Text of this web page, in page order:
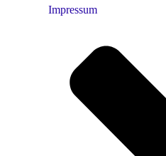
Impressum